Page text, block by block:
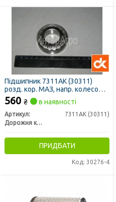
Підшипник 7311АК (30311)
розд. кор. МАЗ, напр. колесо
ДТ-75, Т-150 (ДК)
560 ₴ в наявності
Артикул:
7311АК (30311)
Дорожня карта
ПРИДБАТИ
Код: 30276-4